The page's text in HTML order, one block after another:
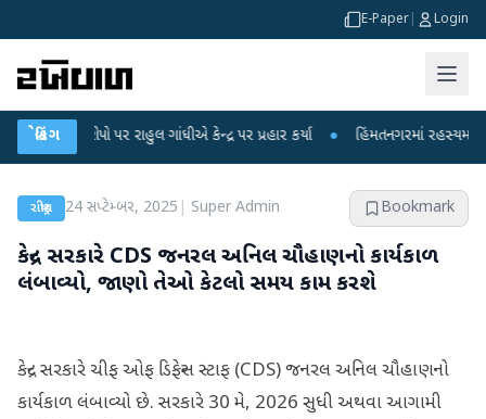
E-Paper Login
બ્રેકિંગ
આરોપો પર રાહુલ ગાંધીએ કેન્દ્ર પર પ્રહાર કર્યા ● હિંમતનગરમાં રહસ્યમય વાયરસ કે
રાષ્ટ્રીય 24 સપ્ટેમ્બર, 2025 Super Admin Bookmark
કેન્દ્ર સરકારે CDS જનરલ અનિલ ચૌહાણનો કાર્યકાળ
લંબાવ્યો, જાણો તેઓ કેટલો સમય કામ કરશે
કેન્દ્ર સરકારે ચીફ ઓફ ડિફેન્સ સ્ટાફ (CDS) જનરલ અનિલ ચૌહાણનો
કાર્યકાળ લંબાવ્યો છે. સરકારે 30 મે, 2026 સુધી અથવા આગામી